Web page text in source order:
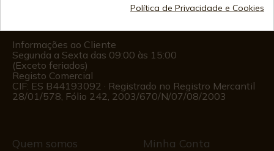
Informações ao Cliente
Segunda a Sexta das 09:00 às 15:00
(Exceto feriados)
Registo Comercial
CIF: ES B44193092 · Registrado no Registro Mercantil
28/01/578, Fólio 242, 2003/670/N/07/08/2003
Quem somos Minha Conta
Política de Privacidade e Cookies